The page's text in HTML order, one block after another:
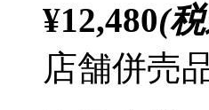
¥12,480(
店舗併売